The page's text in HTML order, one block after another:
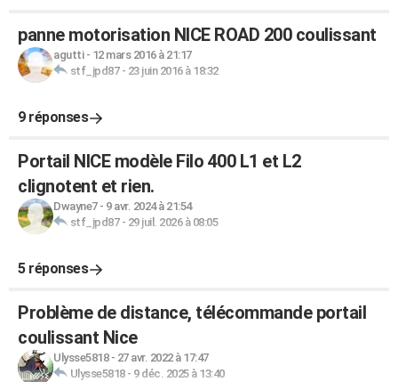
panne motorisation NICE ROAD 200 coulissant
agutti- 12 mars 2016 à 21:17
stf_jpd87- 23 juin 2016 à 18:32
9 réponses
Portail NICE modèle Filo 400 L1 et L2
clignotent et rien.
Dwayne7- 9 avr. 2024 à 21:54
stf_jpd87- 29 juil. 2026 à 08:05
5 réponses
Problème de distance, télécommande portail
coulissant Nice
Ulysse5818- 27 avr. 2022 à 17:47
Ulysse5818- 9 déc. 2025 à 13:40